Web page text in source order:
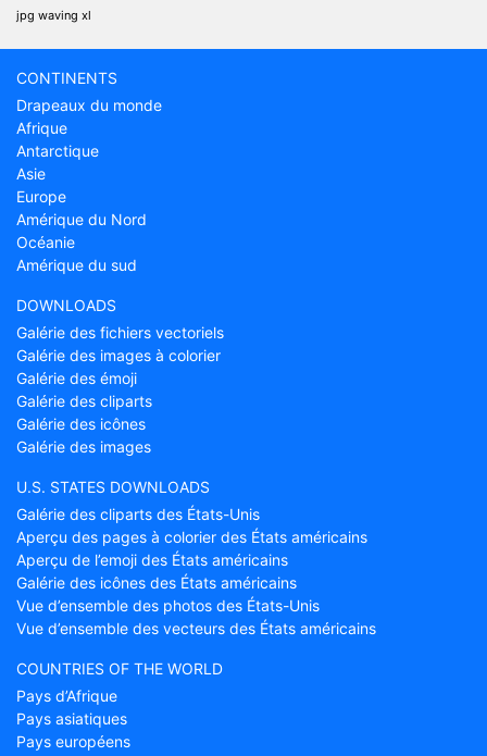
jpg waving xl
CONTINENTS
Drapeaux du monde
Afrique
Antarctique
Asie
Europe
Amérique du Nord
Océanie
Amérique du sud
DOWNLOADS
Galérie des fichiers vectoriels
Galérie des images à colorier
Galérie des émoji
Galérie des cliparts
Galérie des icônes
Galérie des images
U.S. STATES DOWNLOADS
Galérie des cliparts des États-Unis
Aperçu des pages à colorier des États américains
Aperçu de l’emoji des États américains
Galérie des icônes des États américains
Vue d’ensemble des photos des États-Unis
Vue d’ensemble des vecteurs des États américains
COUNTRIES OF THE WORLD
Pays d’Afrique
Pays asiatiques
Pays européens